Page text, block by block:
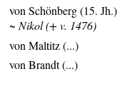
von Schönberg (15. Jh.)
~ Nikol (+ v. 1476)
von Maltitz (...)
von Brandt (...)